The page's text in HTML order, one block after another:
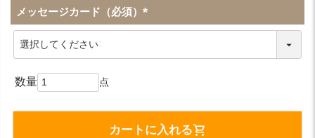
メッセージカード（必須）
(
カートに入れる